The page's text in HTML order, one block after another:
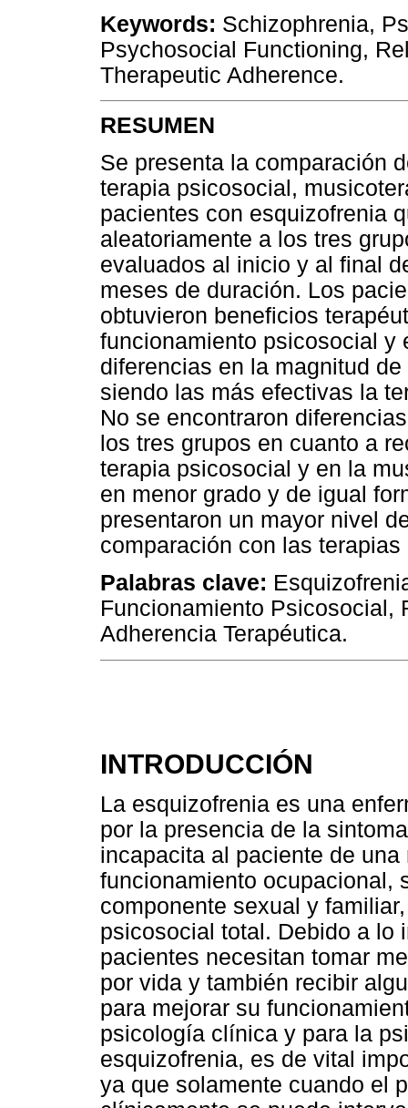
Keywords: Schizophrenia,
Psychosocial Functioning,
Therapeutic Adherence.
RESUMEN
Se presenta la comparación
terapia psicosocial,
pacientes con esquizofrenia
aleatoriamente a los tres
evaluados al inicio y al final
meses de duración. Los
obtuvieron beneficios
funcionamiento psicosocial y
diferencias en la magnitud
siendo las más efectivas la
No se encontraron
los tres grupos en cuanto a
terapia psicosocial y en la
en menor grado y de igual
presentaron un mayor nivel
comparación con las
Palabras clave:
Funcionamiento Psicosocial,
Adherencia Terapéutica.
INTRODUCCIÓN
La esquizofrenia es una
por la presencia de la
incapacita al paciente de
funcionamiento ocupacional,
componente sexual y
psicosocial total. Debido a lo
pacientes necesitan tomar
por vida y también recibir
para mejorar su
psicología clínica y para la
esquizofrenia, es de vital
ya que solamente cuando el